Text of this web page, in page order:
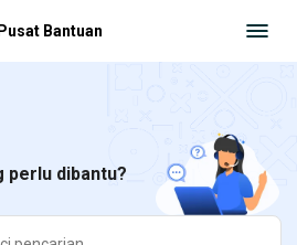
Pusat Bantuan
perlu dibantu?